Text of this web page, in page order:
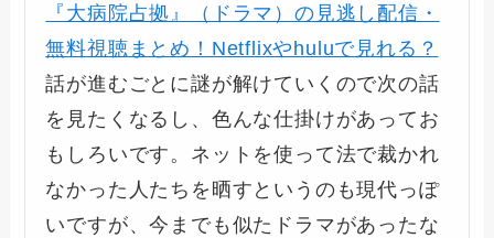
『大病院占拠』（ドラマ）の見逃し配信・
無料視聴まとめ！Netflixやhuluで見れる？
話が進むごとに謎が解けていくので次の話
を見たくなるし、色んな仕掛けがあってお
もしろいです。ネットを使って法で裁かれ
なかった人たちを晒すというのも現代っぽ
いですが、今までも似たドラマがあったな